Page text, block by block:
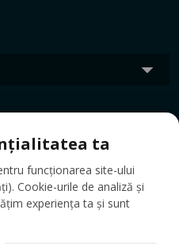
ta
funcționarea site-ului
Cookie-urile de analiză și
experiența ta și sunt